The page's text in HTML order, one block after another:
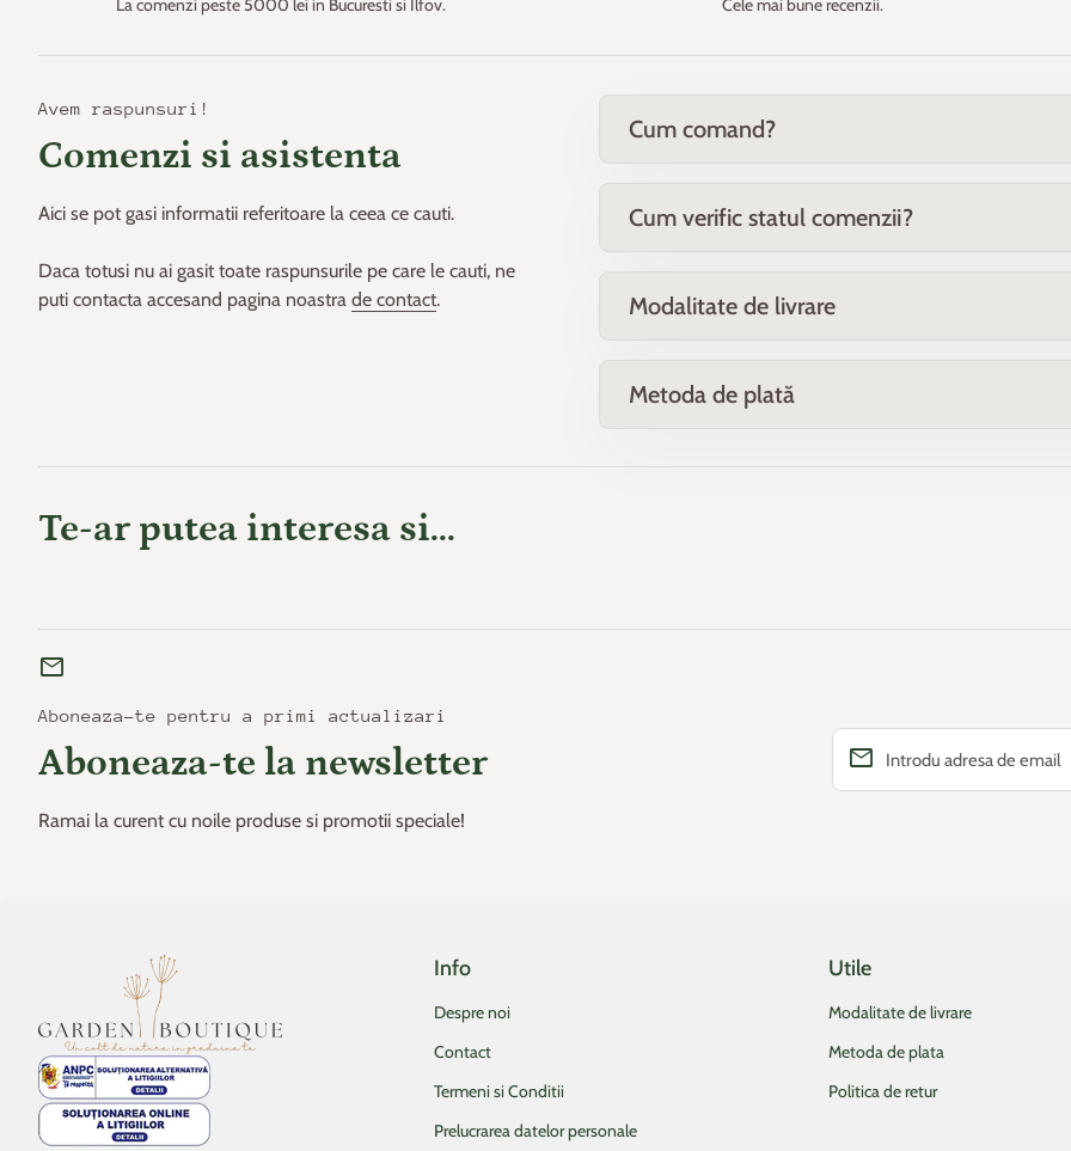
La comenzi peste 5000 lei in Bucuresti si Ilfov. Cele mai bune recenzii.
Avem raspunsuri!
Comenzi si asistenta
Aici se pot gasi informatii referitoare la ceea ce cauti.
Daca totusi nu ai gasit toate raspunsurile pe care le cauti, ne
puti contacta accesand pagina noastra de contact.
Cum comand?
Cum verific statul comenzii?
Modalitate de livrare
Metoda de plată
Te-ar putea interesa si...
mail
Aboneaza-te pentru a primi actualizari
Aboneaza-te la newsletter
Ramai la curent cu noile produse si promotii speciale!
Introdu adresa de email
email
Info
Despre noi
Contact
Termeni si Conditii
Prelucrarea datelor personale
Utile
Modalitate de livrare
Metoda de plata
Politica de retur